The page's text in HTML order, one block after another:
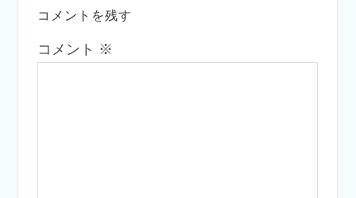
コメントを残す
コメント ※